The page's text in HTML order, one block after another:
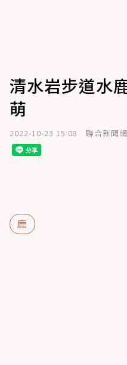
清水岩步道水
萌
2022-10-23 15:08 聯合新聞
鹿